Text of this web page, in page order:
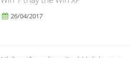
26/04/2017